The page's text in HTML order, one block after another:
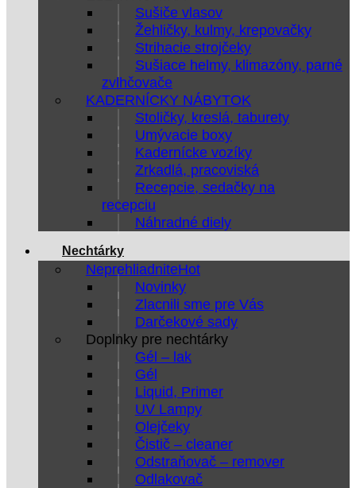
Sušiče vlasov
Žehličky, kulmy, krepovačky
Strihacie strojčeky
Sušiace helmy, klimazóny, parné
zvlhčovače
KADERNÍCKY NÁBYTOK
Stoličky, kreslá, taburety
Umývacie boxy
Kadernícke vozíky
Zrkadlá, pracoviská
Recepcie, sedačky na
recepciu
Náhradné diely
Nechtárky
Neprehliadnite
Novinky
Zlacnili sme pre Vás
Darčekové sady
Doplnky pre nechtárky
Gél – lak
Gél
Liquid, Primer
UV Lampy
Olejčeky
Čistič – cleaner
Odstraňovač – remover
Odlakovač